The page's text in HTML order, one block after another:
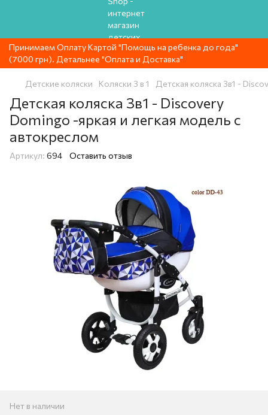
Принимаем Оплату Картой "Помощь на ребенка до года"
(7000 грн). Детальнее "Оплата и Доставка"
Детские коляски Коляски 3 в 1 Детская коляска 3в1 -
Детская коляска 3в1 - Discovery
Domingo -яркая и легкая модель с
автокреслом
Артикул: 694 Оставить отзыв
Нет в наличии